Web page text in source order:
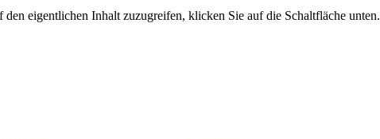
den eigentlichen Inhalt zuzugreifen, klicken Sie auf die Schaltfläche